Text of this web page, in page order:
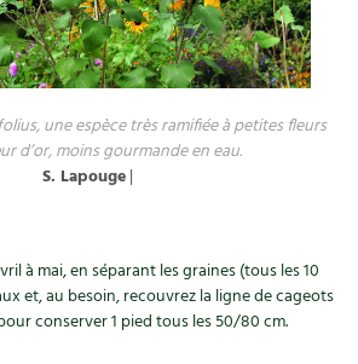
une espèce très ramifiée à petites fleurs
d’or, moins gourmande en eau.
S. Lapouge|
à mai, en séparant les graines (tous les 10
et, au besoin, recouvrez la ligne de cageots
conserver 1 pied tous les 50/80 cm.